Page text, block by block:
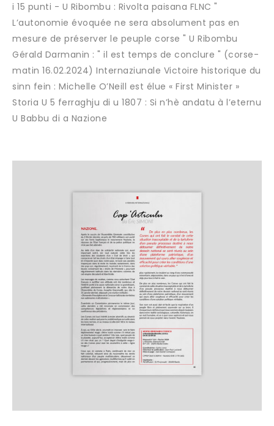
i 15 punti - U Ribombu : Rivolta paisana FLNC "
L’autonomie évoquée ne sera absolument pas en
mesure de préserver le peuple corse " U Ribombu
Gérald Darmanin : " il est temps de conclure " (corse-
matin 16.02.2024) Internaziunale Victoire historique du
sinn fein : Michelle O’Neill est élue « First Minister »
Storia U 5 ferraghju di u 1807 : Si n’hè andatu à l’eternu
U Babbu di a Nazione